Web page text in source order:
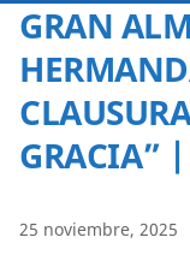
GRAN
GRACIA”
25 noviembre, 2025